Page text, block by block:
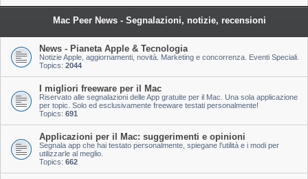
Mac Peer News - Segnalazioni, notizie, recensioni
News - Pianeta Apple & Tecnologia
Notizie Apple, aggiornamenti, novità. Marketing e concorrenza. Eventi Speciali.
Topics: 2044
I migliori freeware per il Mac
Riservato alle segnalazioni delle App gratuite per il Mac. Una sola applicazione
per topic. Solo ed esclusivamente freeware testati personalmente!
Topics: 691
Applicazioni per il Mac: suggerimenti e opinioni
Segnala app che hai testato personalmente, spiegane l'utilità e i modi per
utilizzarle al meglio.
Topics: 662